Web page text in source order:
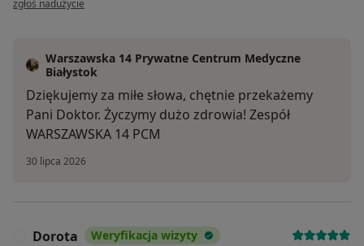
zgłoś nadużycie
Warszawska 14 Prywatne Centrum Medyczne
Białystok
Dziękujemy za miłe słowa, chętnie przekażemy
Pani Doktor. Życzymy dużo zdrowia! Zespół
WARSZAWSKA 14 PCM
30 lipca 2026
Dorota Weryfikacja wizyty